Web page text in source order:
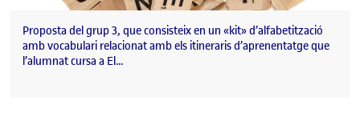
Proposta del grup 3, que consisteix en un «kit» d’alfabetització
amb vocabulari relacionat amb els itineraris d’aprenentatge que
l’alumnat cursa a El…